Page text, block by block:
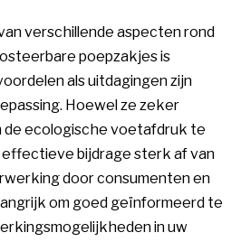
verschillende aspecten rond
poepzakjes is
als uitdagingen zijn
Hoewel ze zeker
de ecologische voetafdruk te
bijdrage sterk af van
door consumenten en
om goed geïnformeerd te
in uw